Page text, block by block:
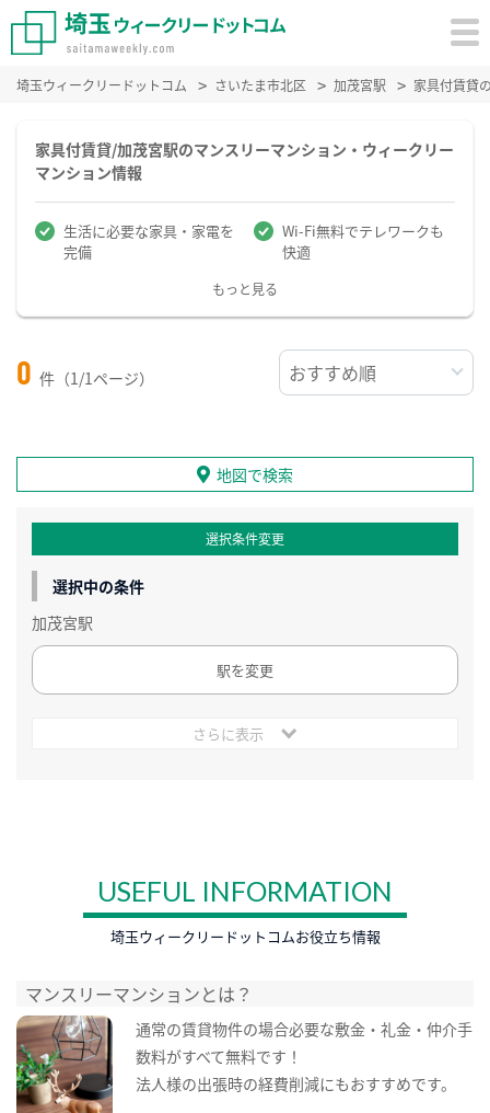
埼玉ウィークリードットコム さいたま市北区 加茂宮駅 家具付賃貸
家具付賃貸/加茂宮駅のマンスリーマンション・ウィークリー
マンション情報
生活に必要な家具・家電を
完備
Wi-Fi無料でテレワークも
快適
もっと見る
0 件（1/1ページ）
地図で検索
選択条件変更
選択中の条件
加茂宮駅
駅を変更
さらに表示
USEFUL INFORMATION
埼玉ウィークリードットコムお役立ち情報
マンスリーマンションとは？
通常の賃貸物件の場合必要な敷金・礼金・仲介手
数料がすべて無料です！
法人様の出張時の経費削減にもおすすめです。